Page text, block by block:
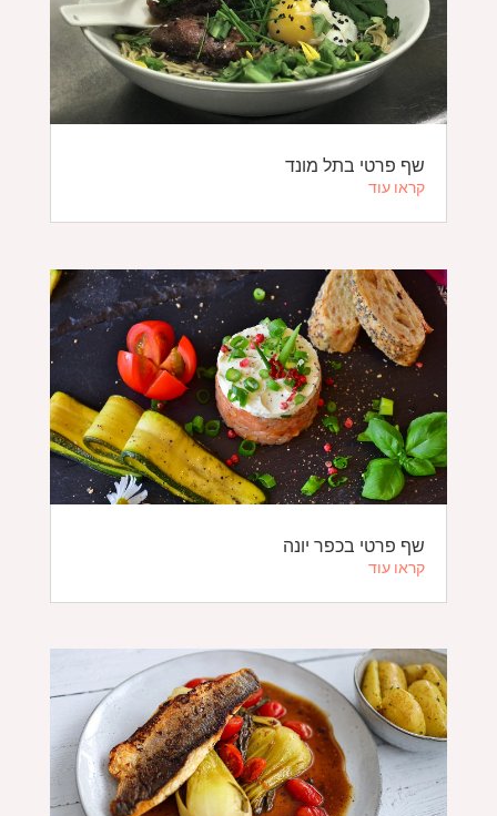
שף פרטי בתל מונד
קראו עוד
שף פרטי בכפר יונה
קראו עוד